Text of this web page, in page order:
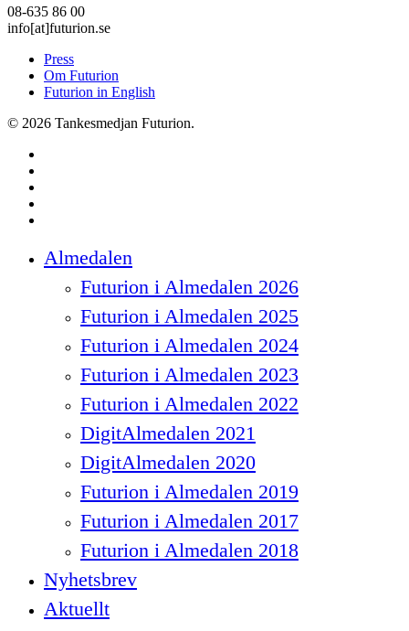
08-635 86 00
info[at]futurion.se
Press
Om Futurion
Futurion in English
© 2026 Tankesmedjan Futurion.
Menu
Almedalen
Futurion i Almedalen 2026
Futurion i Almedalen 2025
Futurion i Almedalen 2024
Futurion i Almedalen 2023
Futurion i Almedalen 2022
DigitAlmedalen 2021
DigitAlmedalen 2020
Futurion i Almedalen 2019
Futurion i Almedalen 2017
Futurion i Almedalen 2018
Nyhetsbrev
Aktuellt